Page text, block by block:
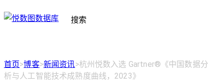
搜索
首页>博客>新闻资讯>杭州悦数入选 Gartner®《中国数据分
析与人工智能技术成熟度曲线，2023》